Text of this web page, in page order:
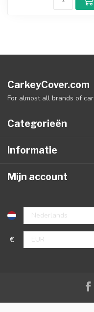
CarkeyCover.com
For almost all brands of car
Categorieën
Informatie
Mijn account
€